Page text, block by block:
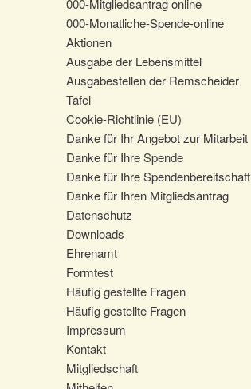
000-Mitgliedsantrag online
000-Monatliche-Spende-online
Aktionen
Ausgabe der Lebensmittel
Ausgabestellen der Remscheider
Tafel
Cookie-Richtlinie (EU)
Danke für Ihr Angebot zur Mitarbeit
Danke für Ihre Spende
Danke für Ihre Spendenbereitschaft
Danke für Ihren Mitgliedsantrag
Datenschutz
Downloads
Ehrenamt
Formtest
Häufig gestellte Fragen
Häufig gestellte Fragen
Impressum
Kontakt
Mitgliedschaft